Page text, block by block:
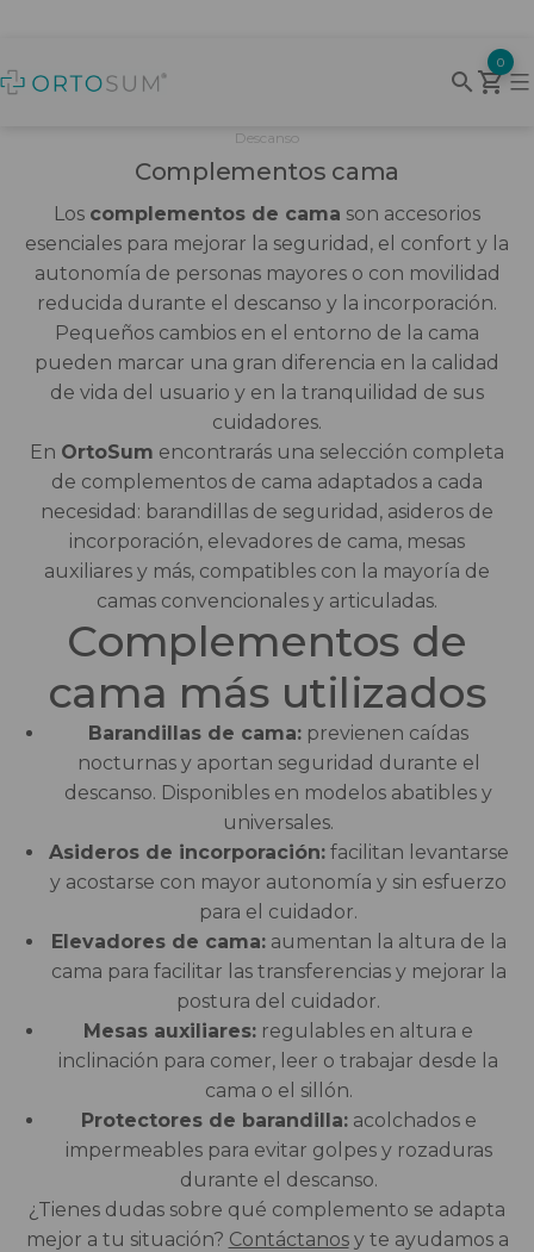
al
0
Descanso
Complementos cama
Los complementos de cama son accesorios
esenciales para mejorar la seguridad, el confort y la
autonomía de personas mayores o con movilidad
reducida durante el descanso y la incorporación.
Pequeños cambios en el entorno de la cama
pueden marcar una gran diferencia en la calidad
de vida del usuario y en la tranquilidad de sus
cuidadores.
En OrtoSum encontrarás una selección completa
de complementos de cama adaptados a cada
necesidad: barandillas de seguridad, asideros de
incorporación, elevadores de cama, mesas
auxiliares y más, compatibles con la mayoría de
camas convencionales y articuladas.
Complementos de
cama más utilizados
Barandillas de cama: previenen caídas
nocturnas y aportan seguridad durante el
descanso. Disponibles en modelos abatibles y
universales.
Asideros de incorporación:facilitan levantarse
y acostarse con mayor autonomía y sin esfuerzo
para el cuidador.
Elevadores de cama:aumentan la altura de la
cama para facilitar las transferencias y mejorar la
postura del cuidador.
Mesas auxiliares: regulables en altura e
inclinación para comer, leer o trabajar desde la
cama o el sillón.
Protectores de barandilla:acolchados e
impermeables para evitar golpes y rozaduras
durante el descanso.
¿Tienes dudas sobre qué complemento se adapta
mejor a tu situación? Contáctanosy te ayudamos a
Baño pediatría
Andador pediatría
Bipedestador pediatría
Muletas
Sillas pediátricas
Sillas ruedas pediatría
ÓRTESIS PEDIÁTRICAS
Butaca
Cojines ortopedicos
Cojín antiescaras
Colchon
Complementos cama
Sillones para Personas Mayores
Ayudas baño
Elevador de inodoro
Cojines tratamiento UPPS
Descanso
Butaca
Cojines ortopedicos
Cojín antiescaras
Colchon
Complementos cama
Sillones para Personas Mayores
Grúas y arneses
Arneses para grúas
Grúas para Personas Mayores
Higiene
Rehabilitación
Vida diaria
Ayuda para vestirse
Control de medicación
Incontinencia
Pedalier
Accesorios y bolsas de sillas y
Andadores exterior
Andadores interior
Bastones
Rampas
Salvaescaleras
Scooters
Sillas de ruedas eléctricas
Sistemas de sujeción
Electroestimulador
Pulsioximetría
Tensiómetros
Brazo
Espalda
Mano y muñeca
Rodilla
Tobillo